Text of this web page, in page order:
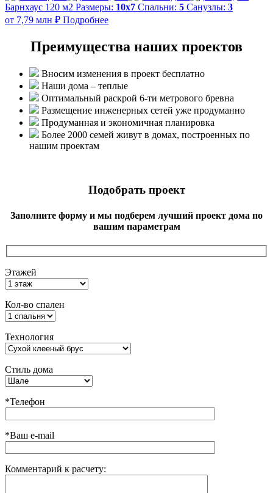
Барнхаус 120 м2 Размеры: 10x7 Спальни: 5 Санузлы: 3
от 7,79 млн ₽ Подробнее
Преимущества наших проектов
Вносим изменения в проект бесплатно
Наши дома – теплые
Оптимальный раскрой 6-ти метрового бревна
Размещение инженерных сетей уже продуманно
Продуманная и экономичная планировка
Более 2000 семей живут в домах, построенных по
нашим проектам
Подобрать проект
Заполните форму и мы подберем лучший проект дома по
вашим параметрам
Этажей
Кол-во спален
Технология
Стиль дома
*Телефон
*Ваш e-mail
Комментарий к расчету: